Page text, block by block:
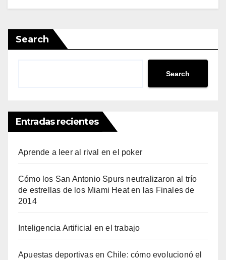
Search
Search
Entradas recientes
Aprende a leer al rival en el poker
Cómo los San Antonio Spurs neutralizaron al trío
de estrellas de los Miami Heat en las Finales de
2014
Inteligencia Artificial en el trabajo
Apuestas deportivas en Chile: cómo evolucionó el